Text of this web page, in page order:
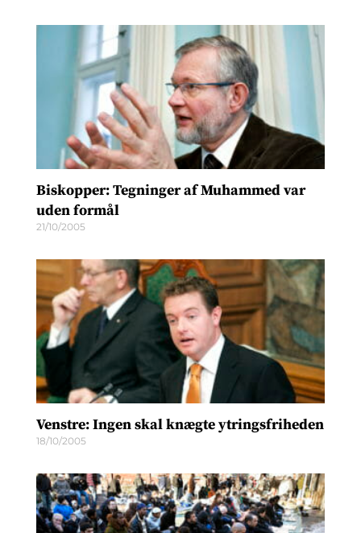
Biskopper: Tegninger af Muhammed var
uden formål
21/10/2005
Venstre: Ingen skal knægte ytringsfriheden
18/10/2005